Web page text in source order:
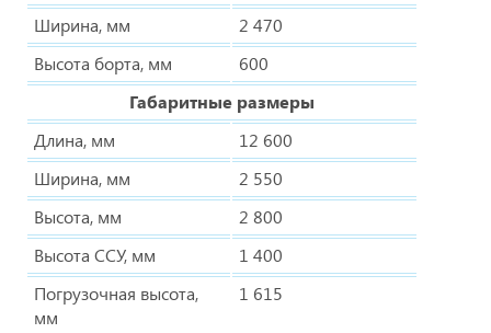
Ширина, мм
2 470
Высота борта, мм
600
Габаритные размеры
Длина, мм
12 600
Ширина, мм
2 550
Высота, мм
2 800
Высота ССУ, мм
1 400
Погрузочная высота,
мм
1 615